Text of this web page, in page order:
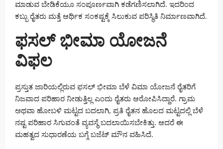
ಮಾಡುವ ಬೇಡಿಕೆಯೂ ಸಂಪೂರ್ಣವಾಗಿ ಕಡೆಗಣಿಸಲಾಗಿದೆ. ಇದರಿಂದ
ಕಬ್ಬು ರೈತರು ಮತ್ತೆ ಆರ್ಥಿಕ ಸಂಕಷ್ಟಕ್ಕೆ ಸಿಲುಕುವ ಪರಿಸ್ಥಿತಿ ನಿರ್ಮಾಣವಾಗಿದೆ.
ಫಸಲ್ ಭೀಮಾ ಯೋಜನೆ
ವಿಫಲ
ಪ್ರಸ್ತುತ ಜಾರಿಯಲ್ಲಿರುವ ಫಸಲ್ ಭೀಮಾ ಬೆಳೆ ವಿಮಾ ಯೋಜನೆ ರೈತರಿಗೆ
ನಿಜವಾದ ಪರಿಹಾರ ನೀಡುತ್ತಿಲ್ಲ ಎಂದು ರೈತರು ಆರೋಪಿಸಿದ್ದಾರೆ. ಗ್ರಾಮ
ಅಥವಾ ಹೋಬಳಿ ಮಟ್ಟದ ಬದಲಾಗಿ, ಪ್ರತಿ ರೈತನ ಹೊಲದ ಮಟ್ಟದಲ್ಲಿ ಬೆಳೆ
ನಷ್ಟ ಪರಿಹಾರ ಸಿಗುವಂತೆ ವ್ಯವಸ್ಥೆ ಬದಲಾಯಿಸಬೇಕಿತ್ತು. ಆದರೆ ಈ
ಮಹತ್ವದ ಸುಧಾರಣೆಯ ಬಗ್ಗೆ ಬಜೆಟ್ ಮೌನ ವಹಿಸಿದೆ.